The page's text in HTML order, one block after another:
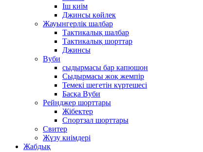
Іш киім
Джинсы көйлек
Жауынгерлік шалбар
Тактикалық шалбар
Тактикалық шорттар
Джинсы
Вуби
сыдырмасы бар капюшон
Сыдырмасы жоқ жемпір
Темекі шегетін күртешесі
Басқа Вуби
Рейнджер шорттары
Жібектер
Спортзал шорттары
Свитер
Жүзу киімдері
Жабдық